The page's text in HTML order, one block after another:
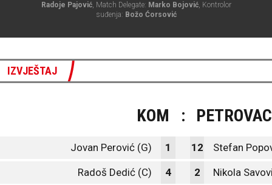
Radoje Pajović, Match Delegate: Marko Bojović, Kontrolor
suđenja: Božo Ćorsović
IZVJEŠTAJ
KOM : PETROVAC
Jovan Perović (G) 1 12 Stefan
Radoš Dedić (C) 4 2 Nikola